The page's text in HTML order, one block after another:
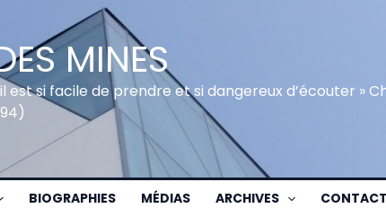
MINES
est si facile de prendre et si dangereux d’écouter »
BIOGRAPHIES MÉDIAS ARCHIVES CONTACT